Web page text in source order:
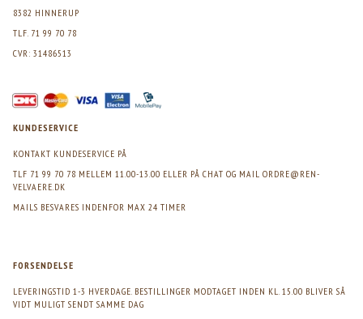
8382 HINNERUP
TLF. 71 99 70 78
CVR: 31486513
KUNDESERVICE
KONTAKT KUNDESERVICE PÅ
TLF 71 99 70 78 MELLEM 11.00-13.00 ELLER PÅ CHAT OG MAIL ORDRE@REN-
VELVAERE.DK
MAILS BESVARES INDENFOR MAX 24 TIMER
FORSENDELSE
LEVERINGSTID 1-3 HVERDAGE. BESTILLINGER MODTAGET INDEN KL. 15.00 BLIVER SÅ
VIDT MULIGT SENDT SAMME DAG